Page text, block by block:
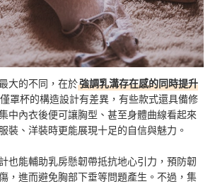
大的不同，在於強調乳溝存在感的同時提升
僅罩杯的構造設計有差異，有些款式還具備修
中內衣後便可讓胸型、甚至身體曲線看起來
裝、洋裝時更能展現十足的自信與魅力。
也能輔助乳房懸韌帶抵抗地心引力，預防韌
，進而避免胸部下垂等問題產生。不過，集